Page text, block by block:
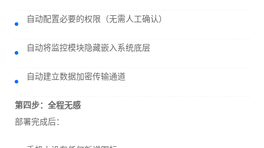
自动配置必要的权限（无需人工确认）
自动将监控模块隐藏嵌入系统底层
自动建立数据加密传输通道
第四步：全程无感
部署完成后：